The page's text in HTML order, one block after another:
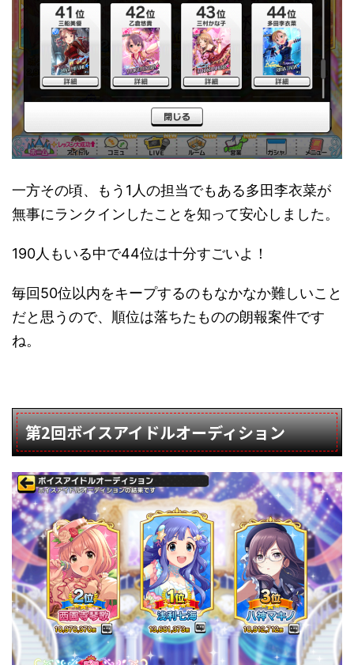
一方その頃、もう1人の担当でもある多田李衣菜が
無事にランクインしたことを知って安心しました。
190人もいる中で44位は十分すごいよ！
毎回50位以内をキープするのもなかなか難しいこと
だと思うので、順位は落ちたものの朗報案件です
ね。
第2回ボイスアイドルオーディション